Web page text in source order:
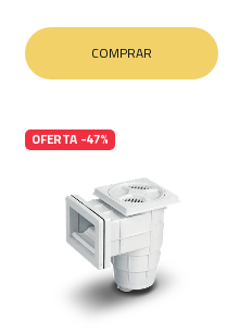
COMPRAR
OFERTA -47%